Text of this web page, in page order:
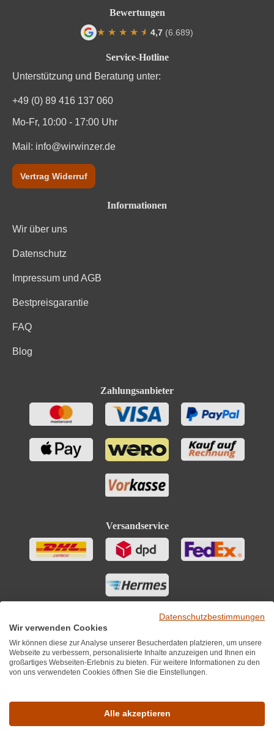
Weinart
Durchschnittliche nährwertangaben
Brennwert
Kohlenhydrate davon Zucker
Fett
Stabilisatoren: Metaweinsäure. Enthält geringfügige
Mengen von Fett, gesättigten Fettsäuren, Eiweiß und
Service-Hotline
Unterstützung und Beratung unter:
+49 (0) 89 416 137 060
Mo-Fr, 10:00 - 17:00 Uhr
Mail: info@wirwinzer.de
Vertrag Widerruf
Informationen
Wir über uns
Datenschutz
Impressum und AGB
Bestpreisgarantie
FAQ
Blog
Zahlungsanbieter
Versandservice
Bewertungen
★ ★ ★ ★ ★
★ 4,7 (6.689)
Datenschutzbestimmungen
Wir verwenden Cookies
Wir können diese zur Analyse unserer Besucherdaten platzieren, um unsere
Webseite zu verbessern, personalisierte Inhalte anzuzeigen und Ihnen ein
großartiges Webseiten-Erlebnis zu bieten. Für weitere Informationen zu den
von uns verwendeten Cookies öffnen Sie die Einstellungen.
Alle akzeptieren